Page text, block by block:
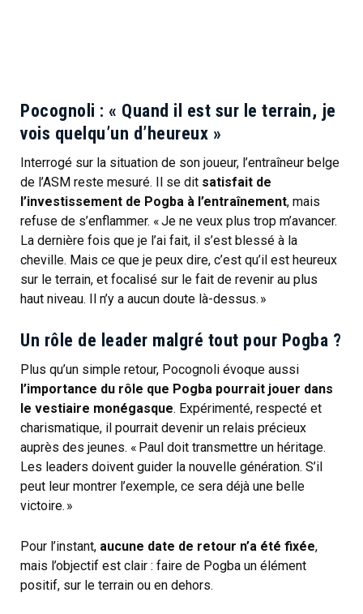
Pocognoli : « Quand il est sur le terrain, je
vois quelqu’un d’heureux »
Interrogé sur la situation de son joueur, l’entraîneur belge
de l’ASM reste mesuré. Il se dit satisfait de
l’investissement de Pogba à l’entraînement, mais
refuse de s’enflammer. « Je ne veux plus trop m’avancer.
La dernière fois que je l’ai fait, il s’est blessé à la
cheville. Mais ce que je peux dire, c’est qu’il est heureux
sur le terrain, et focalisé sur le fait de revenir au plus
haut niveau. Il n’y a aucun doute là-dessus. »
Un rôle de leader malgré tout pour Pogba ?
Plus qu’un simple retour, Pocognoli évoque aussi
l’importance du rôle que Pogba pourrait jouer dans
le vestiaire monégasque. Expérimenté, respecté et
charismatique, il pourrait devenir un relais précieux
auprès des jeunes. « Paul doit transmettre un héritage.
Les leaders doivent guider la nouvelle génération. S’il
peut leur montrer l’exemple, ce sera déjà une belle
victoire. »
Pour l’instant, aucune date de retour n’a été fixée,
mais l’objectif est clair : faire de Pogba un élément
positif, sur le terrain ou en dehors.